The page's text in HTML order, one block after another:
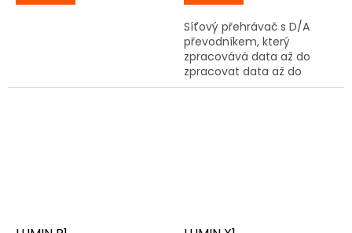
Síťový přehrávač s D/A
převodníkem, který
zpracovává data až do
zpracovat data až do
rozlišení PCM 32bit/384kHz